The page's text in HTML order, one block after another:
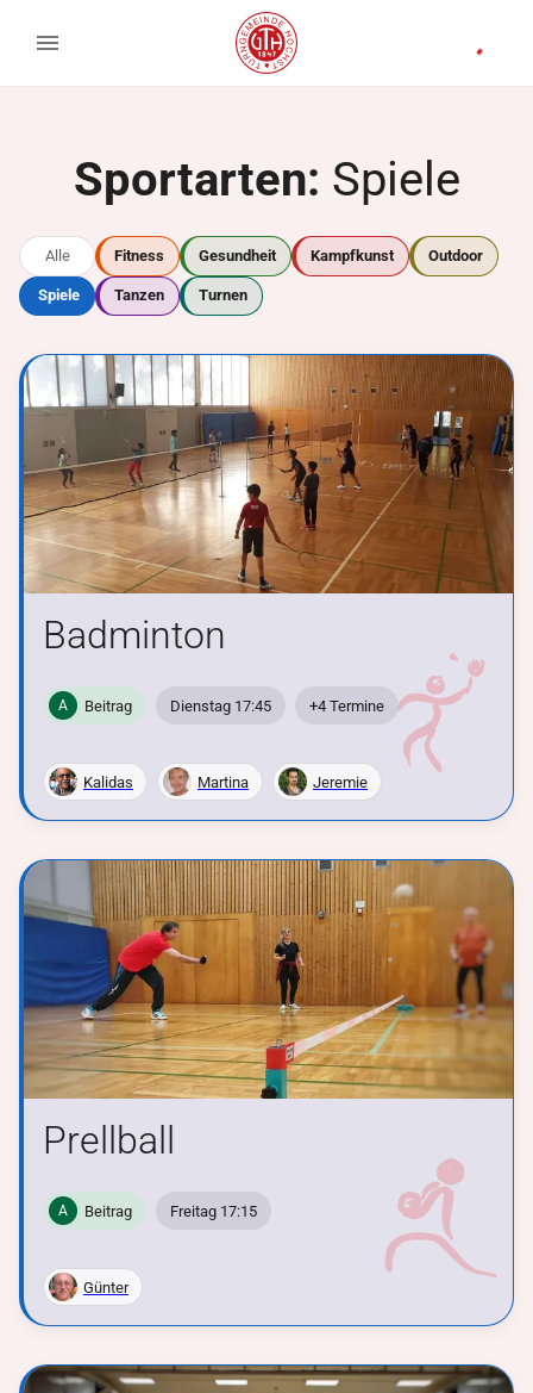
Sportarten: Spiele
Alle Fitness Gesundheit Kampfkunst Outdoor
Spiele Tanzen Turnen
Badminton
A Beitrag Dienstag 17:45 +4 Termine
Kalidas Martina Jeremie
Prellball
A Beitrag Freitag 17:15
Günter